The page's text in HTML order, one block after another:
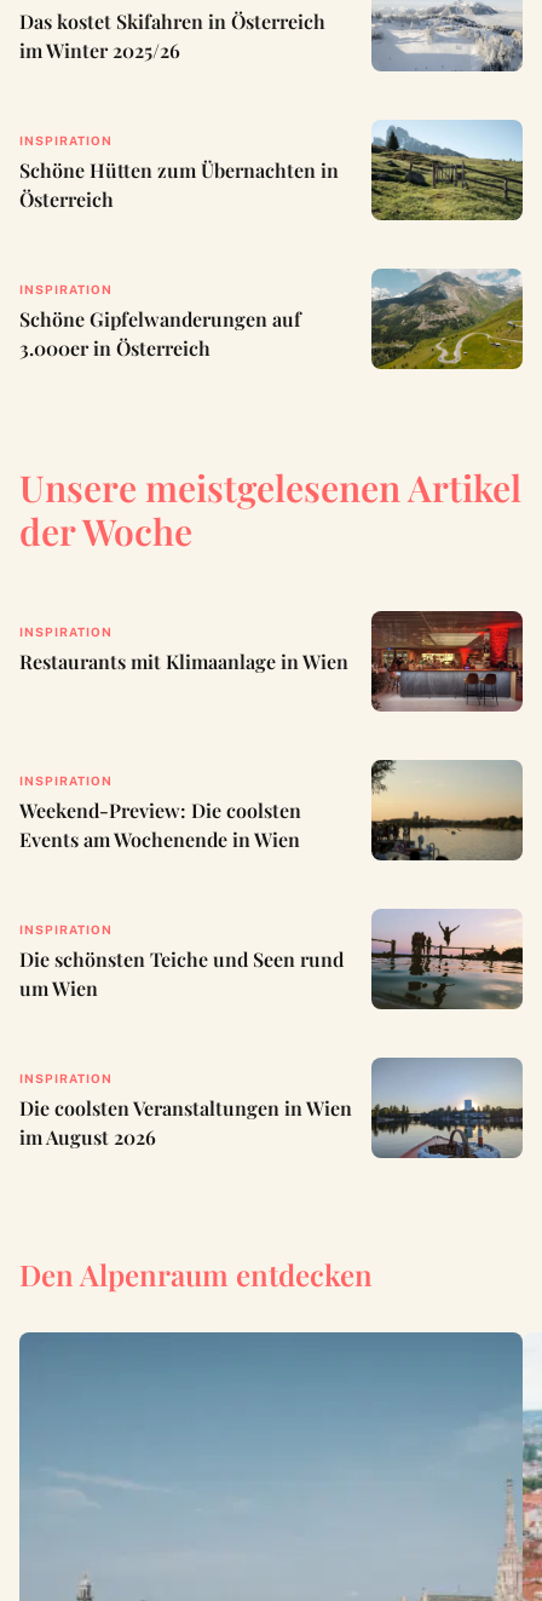
Das kostet Skifahren in Österreich
im Winter 2025/26
INSPIRATION
Schöne Hütten zum Übernachten in
Österreich
INSPIRATION
Schöne Gipfelwanderungen auf
3.000er in Österreich
Unsere meistgelesenen Artikel
der Woche
INSPIRATION
Restaurants mit Klimaanlage in Wien
INSPIRATION
Weekend-Preview: Die coolsten
Events am Wochenende in Wien
INSPIRATION
Die schönsten Teiche und Seen rund
um Wien
INSPIRATION
Die coolsten Veranstaltungen in Wien
im August 2026
Den Alpenraum entdecken